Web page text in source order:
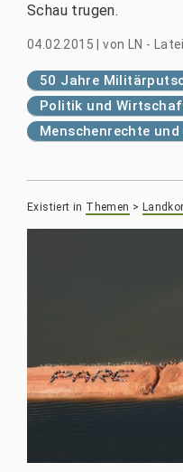
Schau trugen.
04.02.2015 |von LN -
50 Jahre
Politik und
Menschenrechte
Existiert in Themen >